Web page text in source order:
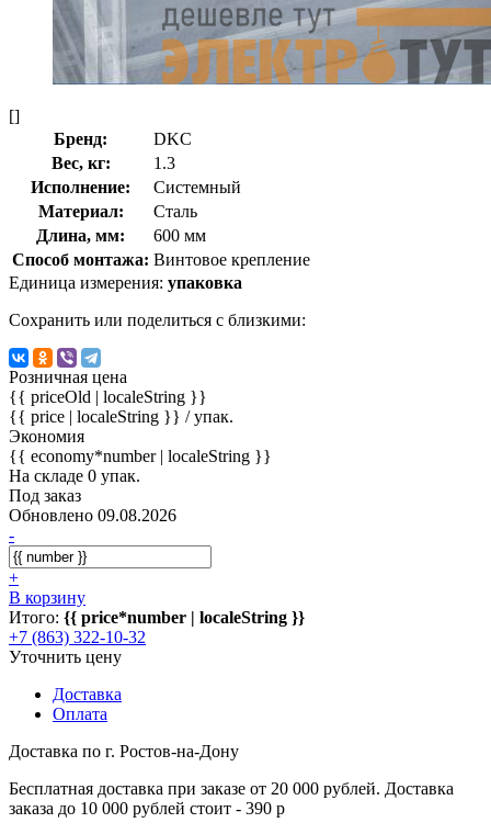
[]
Бренд:
DKC
Вес, кг:
1.3
Исполнение:
Системный
Материал:
Сталь
Длина, мм:
600 мм
Способ монтажа: Винтовое крепление
Единица измерения: упаковка
Сохранить или поделиться с близкими:
Розничная цена
{{ priceOld | localeString }}
{{ price | localeString }} / упак.
Экономия
{{ economy*number | localeString }}
На складе 0 упак.
Под заказ
Обновлено 09.08.2026
-
+
В корзину
Итого: {{ price*number | localeString }}
+7 (863) 322-10-32
Уточнить цену
Доставка
Оплата
Доставка по г. Ростов-на-Дону
Бесплатная доставка при заказе от 20 000 рублей. Доставка
заказа до 10 000 рублей стоит - 390 р